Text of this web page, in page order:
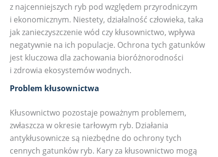
z najcenniejszych ryb pod względem przyrodniczym
i ekonomicznym. Niestety, działalność człowieka, taka
jak zanieczyszczenie wód czy kłusownictwo, wpływa
negatywnie na ich populacje. Ochrona tych gatunków
jest kluczowa dla zachowania bioróżnorodności
i zdrowia ekosystemów wodnych.
Problem kłusownictwa
Kłusownictwo pozostaje poważnym problemem,
zwłaszcza w okresie tarłowym ryb. Działania
antykłusownicze są niezbędne do ochrony tych
cennych gatunków ryb. Kary za kłusownictwo mogą